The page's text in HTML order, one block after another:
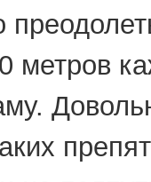
метров